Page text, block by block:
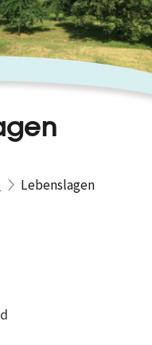
Lebenslagen